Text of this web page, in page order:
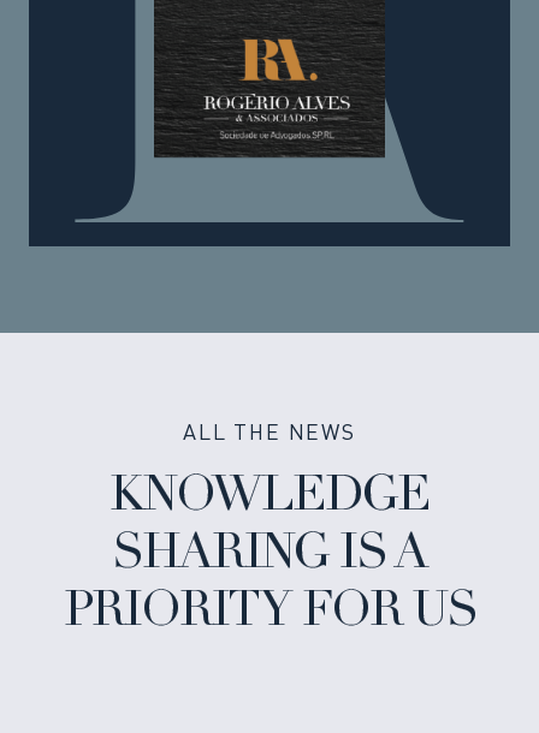
ALL THE NEWS
KNOWLEDGE
SHARING IS A
PRIORITY FOR US